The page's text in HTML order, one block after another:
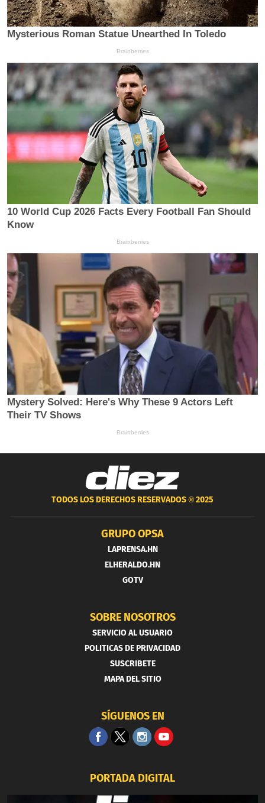
TODOS LOS DERECHOS RESERVADOS ®2025
GRUPO OPSA
LAPRENSA.HN
ELHERALDO.HN
GOTV
SOBRE NOSOTROS
SERVICIO AL USUARIO
POLITICAS DE PRIVACIDAD
SUSCRIBETE
MAPA DEL SITIO
SÍGUENOS EN
PORTADA DIGITAL